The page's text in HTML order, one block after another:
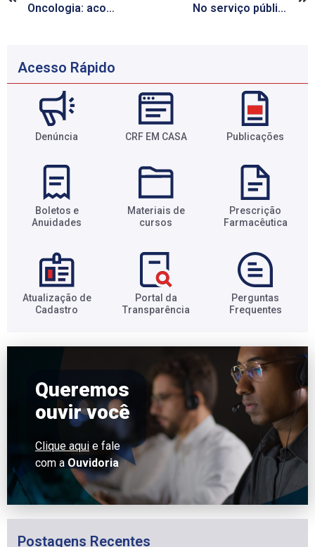
Oncologia: acompanhamento do paciente é feito pela farmacêutica Rafaela Ribeiro. No serviço público, o farmacêutico atua desde a logística até a atenção básica
Acesso Rápido
Denúncia CRF EM CASA Publicações
Boletos e
Anuidades​
Materiais de
cursos​
Prescrição
Farmacêutica​
Atualização de
Cadastro​
Portal da
Transparência​
Perguntas
Frequentes​
Queremos
ouvir você
Clique aqui e fale
com a Ouvidoria
Postagens Recentes